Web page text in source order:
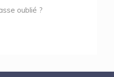
oublié ?